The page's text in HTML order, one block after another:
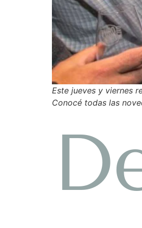
Este jueves y viernes
Conocé todas las